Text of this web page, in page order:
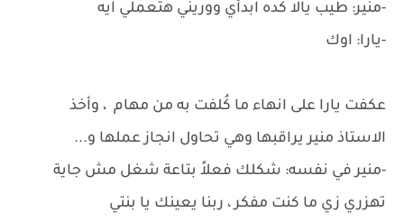
-منير: طيب يالا كده ابدأي ووريني هتعملي ايه
-يارا: اوك
عكفت يارا على انهاء ما كُلفت به من مهام ، وأخذ
الاستاذ منير يراقبها وهي تحاول انجاز عملها و...
-منير في نفسه: شكلك فعلاً بتاعة شغل مش جاية
تهزري زي ما كنت مفكر ، ربنا يعينك يا بنتي